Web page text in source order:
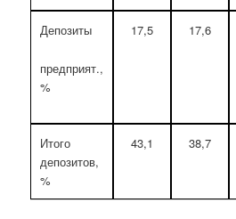
Депозиты
предприят.,
%
17,5 17,6
Итого
депозитов,
%
43,1 38,7